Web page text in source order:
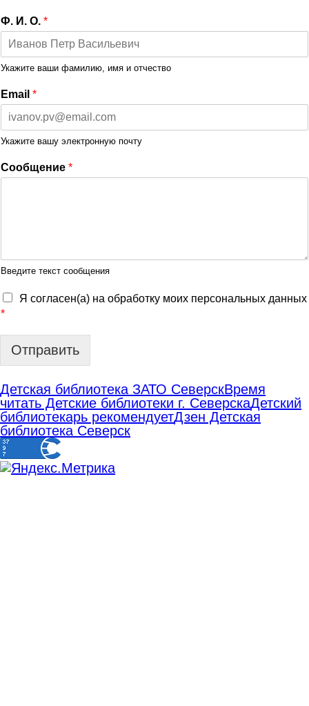
Ф. И. О. *
Укажите ваши фамилию, имя и отчество
Email *
Укажите вашу электронную почту
Сообщение *
Введите текст сообщения
Я согласен(а) на обработку моих персональных данных
*
Отправить
Детская библиотека ЗАТО СеверскВремя
читать Детские библиотеки г. СеверскаДетский
библиотекарь рекомендуетДзен Детская
библиотека Северск